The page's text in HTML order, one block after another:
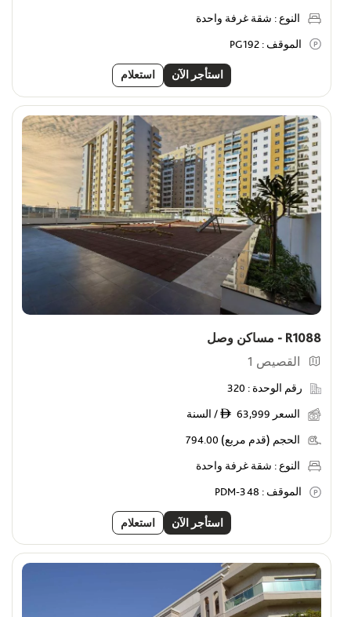
النوع : شقة غرفة واحدة
الموقف : PG192
استأجر الآن استعلام
R1088 - مساكن وصل
القصيص 1
رقم الوحدة : 320
السعر ê 63,999 / السنة
الحجم (قدم مربع) 794.00
النوع : شقة غرفة واحدة
الموقف : PDM-348
استأجر الآن استعلام